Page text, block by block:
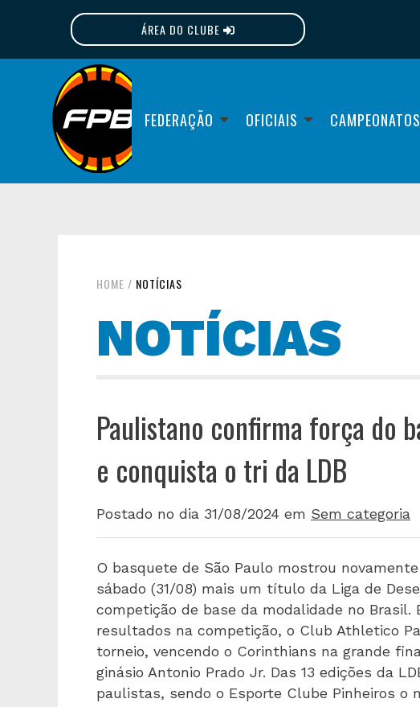
ÁREA DO CLUBE
FEDERAÇÃO OFICIAIS CAMPEONATOS
HOME / NOTÍCIAS
NOTÍCIAS
Paulistano confirma força do
e conquista o tri da LDB
Postado no dia 31/08/2024 em Sem categoria
O basquete de São Paulo mostrou
sábado (31/08) mais um título da Liga de
competição de base da modalidade no Brasil.
resultados na competição, o Club Athletico
torneio, vencendo o Corinthians na grande
ginásio Antonio Prado Jr. Das 13 edições da
paulistas, sendo o Esporte Clube Pinheiros o